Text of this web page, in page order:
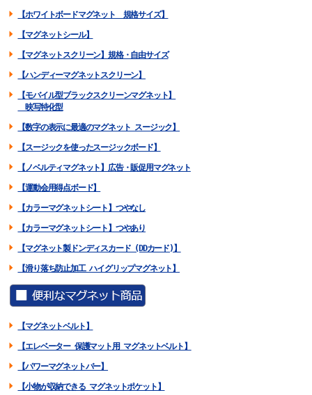
【ホワイトボードマグネット 規格サイズ】
【マグネットシール】
【マグネットスクリーン】規格・自由サイズ
【ハンディーマグネットスクリーン】
【モバイル型ブラックスクリーンマグネット】
映写特化型
【数字の表示に最適のマグネット スージック】
【スージックを使ったスージックボード】
【ノベルティマグネット】広告・販促用マグネット
【運動会用得点ボード】
【カラーマグネットシート】つやなし
【カラーマグネットシート】つやあり
【マグネット製ドンディスカード (DDカード)】
【滑り落ち防止加工 ハイグリップマグネット】
【マグネットベルト】
【エレベーター 保護マット用 マグネットベルト】
【パワーマグネットバー】
【小物が収納できる マグネットポケット】